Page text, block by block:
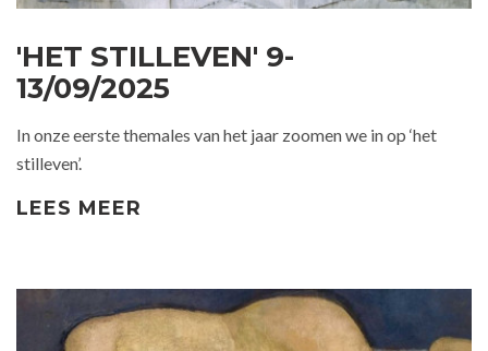
'HET STILLEVEN' 9-
13/09/2025
In onze eerste themales van het jaar zoomen we in op ‘het
stilleven’.
LEES MEER